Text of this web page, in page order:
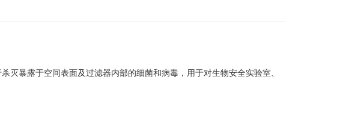
灭暴露于空间表面及过滤器内部的细菌和病毒，用于对生物安全实验室、
：